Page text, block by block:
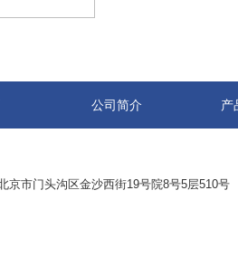
公司简介 产
京市门头沟区金沙西街19号院8号5层510